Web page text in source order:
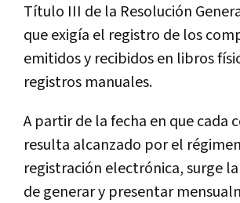
Título III de la Resolución
que exigía el registro de los
emitidos y recibidos en libros
registros manuales.
A partir de la fecha en que cada
resulta alcanzado por el
registración electrónica, surge
de generar y presentar